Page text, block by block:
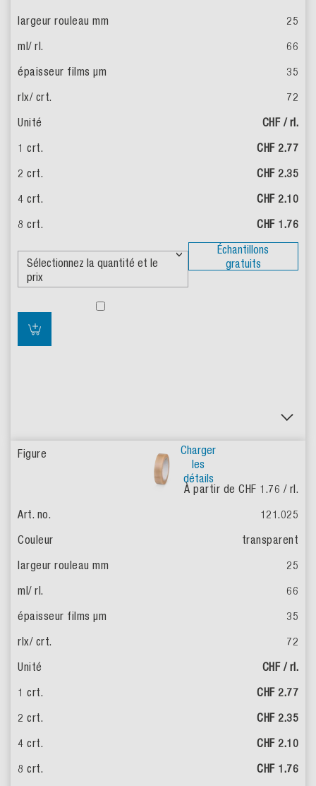
25
66
35
72
CHF / rl.
CHF 2.77
CHF 2.35
CHF 2.10
CHF 1.76
Échantillons
gratuits
Charger
les
détails
À partir de CHF 1.76 / rl.
121.025
transparent
25
66
35
72
CHF / rl.
CHF 2.77
CHF 2.35
CHF 2.10
CHF 1.76